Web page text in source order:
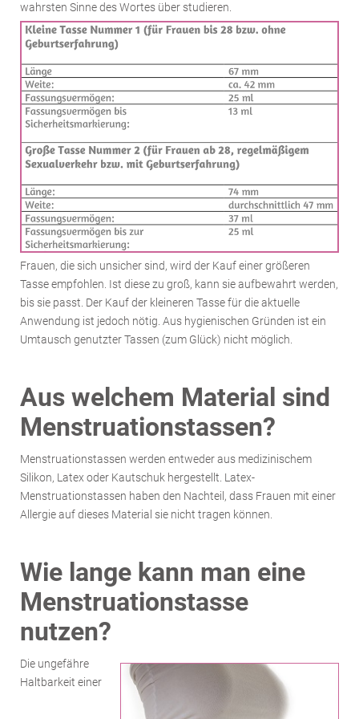
wahrsten Sinne des Wortes über studieren.
Frauen, die sich unsicher sind, wird der Kauf einer größeren
Tasse empfohlen. Ist diese zu groß, kann sie aufbewahrt werden,
bis sie passt. Der Kauf der kleineren Tasse für die aktuelle
Anwendung ist jedoch nötig. Aus hygienischen Gründen ist ein
Umtausch genutzter Tassen (zum Glück) nicht möglich.
Aus welchem Material sind
Menstruationstassen?
Menstruationstassen werden entweder aus medizinischem
Silikon, Latex oder Kautschuk hergestellt. Latex-
Menstruationstassen haben den Nachteil, dass Frauen mit einer
Allergie auf dieses Material sie nicht tragen können.
Wie lange kann man eine
Menstruationstasse
nutzen?
Die ungefähre
Haltbarkeit einer